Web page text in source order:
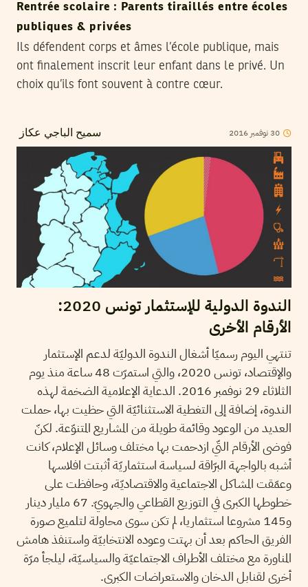
Rentrée scolaire : Parents tiraillés entre écoles
publiques & privées
Ils défendent corps et âmes l’école publique, mais
ont finalement inscrit leur enfant dans le privé. Un
choix qu’ils font souvent à contre cœur.
سميح الباجي عكاز 30 نوفمبر 2016
الندوة الدولية للإستثمار تونس 2020:
الأرقام الأخرى
تنتهي اليوم رسميّا أشغال الندوة الدوليّة لدعم الإستثمار
والإقتصاد، تونس 2020، والتي استمرّت 48 ساعة منذ يوم
الثلاثاء 29 نوفمبر 2016. الدعاية الإعلامية الضخمة لهذه
الندوة، إضافة إلى التغطية الاستثنائيّة التي حظيت بها، حملت
العديد من الوعود وقائمة طويلة من المشاريع المتنوّعة. لكنّ
فوضى الأرقام التّي ازدحمت بها مختلف وسائل الإعلام، كانت
أشبه بالواجهة البرّاقة لسياسة استثماريّة أثبتت افلاسها
وعمّقت المشاكل الاجتماعية والاقتصاديّة، وحافظت على
خطوطها الكبرى في التوزيع القطاعي والجهويّ. 67 مليار دينار
و145 مشروعا استثماريا، لم تكن سوى محاولة لتلميع صورة
الفريق الحاكم بعد أن بهتت وعوده الانتخابيّة واستنفذ هامش
المناورة مع مختلف الأطراف الاجتماعيّة والسياسيّة، ليلجأ مرّة
أخرى لقنابل الدخان والاستعراضات الكبرى.